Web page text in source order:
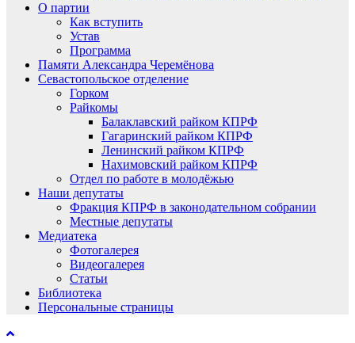
О партии
Как вступить
Устав
Программа
Памяти Александра Черемёнова
Севастопольское отделение
Горком
Райкомы
Балаклавский райком КПРФ
Гагаринский райком КПРФ
Ленинский райком КПРФ
Нахимовский райком КПРФ
Отдел по работе в молодёжью
Наши депутаты
Фракция КПРФ в законодательном собрании
Местные депутаты
Медиатека
Фотогалерея
Видеогалерея
Статьи
Библиотека
Персональные страницы